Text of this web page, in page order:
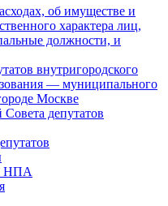
об имуществе и
характера лиц,
должности, и
внутригородского
— муниципального
Москве
депутатов
НПА